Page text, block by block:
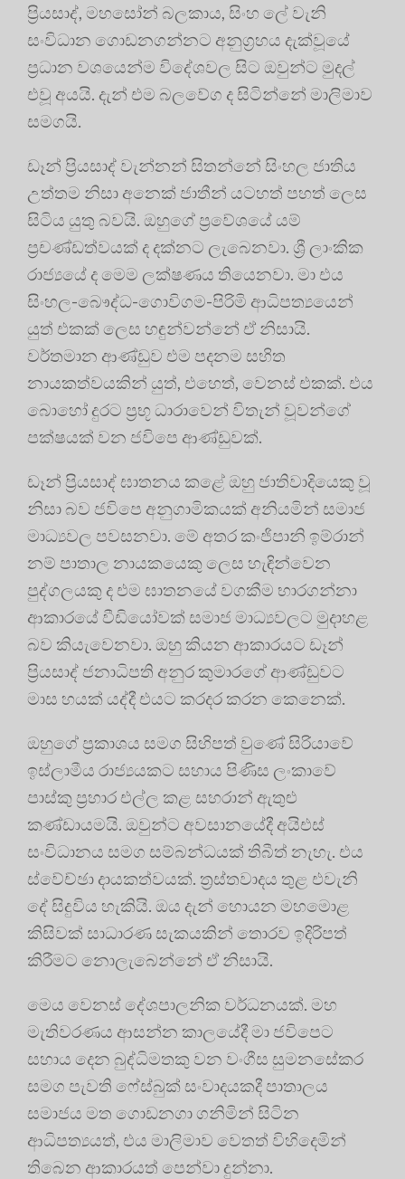
ප්‍රියසාද්, මහසෝන් බලකාය, සිංහ ලේ වැනි
සංවිධාන ගොඩනගන්නට අනුග්‍රහය දැක්වූයේ
ප්‍රධාන වශයෙන්ම විදේශවල සිට ඔවුන්ට මුදල්
එවූ අයයි. දැන් එම බලවේග ද සිටින්නේ මාලිමාව
සමගයි.
ඩෑන් ප්‍රියසාද් වැන්නන් සිතන්නේ සිංහල ජාතිය
උත්තම නිසා අනෙක් ජාතීන් යටහත් පහත් ලෙස
සිටිය යුතු බවයි. ඔහුගේ ප්‍රවේශයේ යම්
ප්‍රචණ්ඩත්වයක් ද දක්නට ලැබෙනවා. ශ්‍රී ලාංකික
රාජ්‍යයේ ද මෙම ලක්ෂණය තියෙනවා. මා එය
සිංහල-බෞද්ධ-ගොවිගම-පිරිමි ආධිපත්‍යයෙන්
යුත් එකක් ලෙස හඳුන්වන්නේ ඒ නිසායි.
වර්තමාන ආණ්ඩුව එම පදනම සහිත
නායකත්වයකින් යුත්, එහෙත්, වෙනස් එකක්. එය
බොහෝ දුරට ප්‍රභූ ධාරාවෙන් විතැන් වූවන්ගේ
පක්ෂයක් වන ජවිපෙ ආණ්ඩුවක්.
ඩෑන් ප්‍රියසාද් ඝාතනය කළේ ඔහු ජාතිවාදියෙකු වූ
නිසා බව ජවිපෙ අනුගාමිකයක් අනියමින් සමාජ
මාධ්‍යවල පවසනවා. මේ අතර කංජිපානි ඉම්රාන්
නම් පාතාල නායකයෙකු ලෙස හැඳින්වෙන
පුද්ගලයකු ද එම ඝාතනයේ වගකීම භාරගන්නා
ආකාරයේ වීඩියෝවක් සමාජ මාධ්‍යවලට මුදාහළ
බව කියැවෙනවා. ඔහු කියන ආකාරයට ඩෑන්
ප්‍රියසාද් ජනාධිපති අනුර කුමාරගේ ආණ්ඩුවට
මාස හයක් යද්දී එයට කරදර කරන කෙනෙක්.
ඔහුගේ ප්‍රකාශය සමග සිහිපත් වුණේ සිරියාවේ
ඉස්ලාමීය රාජ්‍යයකට සහාය පිණිස ලංකාවේ
පාස්කු ප්‍රහාර එල්ල කළ සහරාන් ඇතුළු
කණ්ඩායමයි. ඔවුන්ට අවසානයේදී අයිඑස්
සංවිධානය සමග සම්බන්ධයක් තිබීත් නැහැ. එය
ස්වේච්ඡා දායකත්වයක්. ත්‍රස්තවාදය තුළ එවැනි
දේ සිදුවිය හැකියි. ඔය දැන් හොයන මහමොළ
කිසිවක් සාධාරණ සැකයකින් තොරව ඉදිරිපත්
කිරීමට නොලැබෙන්නේ ඒ නිසායි.
මෙය වෙනස් දේශපාලනික වර්ධනයක්. මහ
මැතිවරණය ආසන්න කාලයේදී මා ජවිපෙට
සහාය දෙන බුද්ධිමතකු වන වංගීස සුමනසේකර
සමග පැවති ෆේස්බුක් සංවාදයකදී පාතාලය
සමාජය මත ගොඩනගා ගනිමින් සිටින
ආධිපත්‍යයත්, එය මාලිමාව වෙතත් විහිදෙමින්
තිබෙන ආකාරයත් පෙන්වා දුන්නා.